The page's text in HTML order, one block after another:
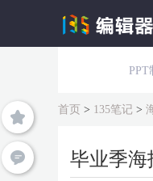
PPT
首页 > 135笔记 >
毕业季